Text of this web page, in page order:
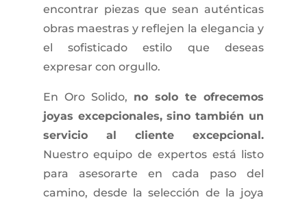
encontrar piezas que sean auténticas
obras maestras y reflejen la elegancia y
el sofisticado estilo que deseas
expresar con orgullo.
En Oro Solido, no solo te ofrecemos
joyas excepcionales, sino también un
servicio al cliente excepcional.
Nuestro equipo de expertos está listo
para asesorarte en cada paso del
camino, desde la selección de la joya